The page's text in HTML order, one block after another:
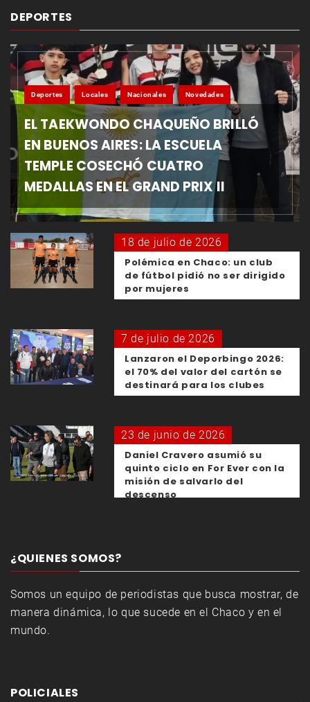
DEPORTES
Deportes Locales Nacionales Novedades
EL TAEKWONDO CHAQUEÑO BRILLÓ
EN BUENOS AIRES: LA ESCUELA
TEMPLE COSECHÓ CUATRO
MEDALLAS EN EL GRAND PRIX II
18 de julio de 2026
Polémica en Chaco: un club
de fútbol pidió no ser dirigido
por mujeres
7 de julio de 2026
Lanzaron el Deporbingo 2026:
el 70% del valor del cartón se
destinará para los clubes
23 de junio de 2026
Daniel Cravero asumió su
quinto ciclo en For Ever con la
misión de salvarlo del
descenso
¿QUIENES SOMOS?
Somos un equipo de periodistas que busca mostrar, de
manera dinámica, lo que sucede en el Chaco y en el
mundo.
POLICIALES